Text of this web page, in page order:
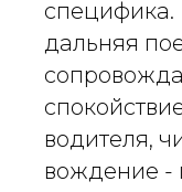
дальняя
водителя,
вождение -